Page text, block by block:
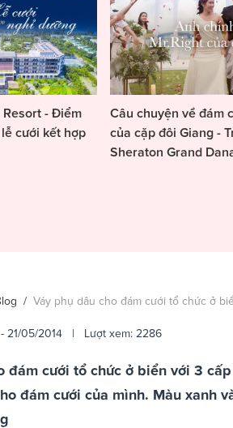
Resort - Điểm
cưới kết hợp
Câu chuyện về đám
của cặp đôi Giang -
Sheraton Grand
/ Váy phụ dâu cho đám cưới tổ chức ở
- 21/05/2014 | Lượt xem: 2286
đám cưới tổ chức ở biển với 3
đám cưới của mình. Màu xanh